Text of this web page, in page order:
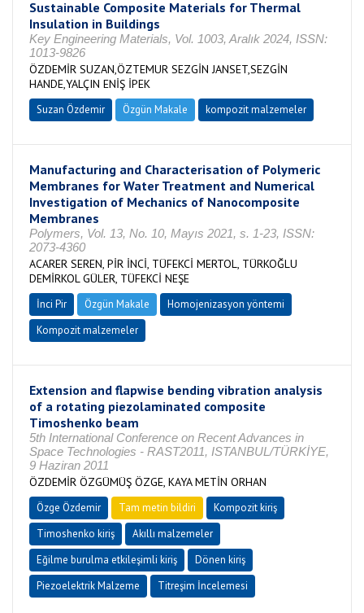
Sustainable Composite Materials for Thermal
Insulation in Buildings
Key Engineering Materials, Vol. 1003, Aralık 2024, ISSN:
1013-9826
ÖZDEMİR SUZAN,ÖZTEMUR SEZGİN JANSET,SEZGİN
HANDE,YALÇIN ENİŞ İPEK
Suzan Özdemir Özgün Makale kompozit malzemeler
Manufacturing and Characterisation of Polymeric
Membranes for Water Treatment and Numerical
Investigation of Mechanics of Nanocomposite
Membranes
Polymers, Vol. 13, No. 10, Mayıs 2021, s. 1-23, ISSN:
2073-4360
ACARER SEREN, PİR İNCİ, TÜFEKCİ MERTOL, TÜRKOĞLU
DEMİRKOL GÜLER, TÜFEKCİ NEŞE
İnci Pir Özgün Makale
Homojenizasyon yöntemi
Kompozit malzemeler
Extension and flapwise bending vibration analysis
of a rotating piezolaminated composite
Timoshenko beam
5th International Conference on Recent Advances in
Space Technologies - RAST2011, ISTANBUL/TÜRKİYE,
9 Haziran 2011
ÖZDEMİR ÖZGÜMÜŞ ÖZGE, KAYA METİN ORHAN
Özge Özdemir Tam metin bildiri
Kompozit kiriş
Timoshenko kiriş
Akıllı malzemeler
Eğilme burulma etkileşimli kiriş
Dönen kiriş
Piezoelektrik Malzeme
Titreşim İncelemesi